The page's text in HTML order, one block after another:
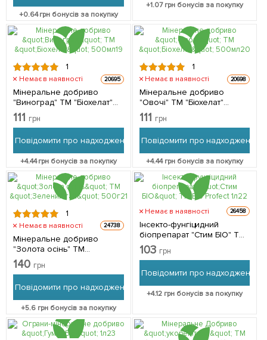
+0.64грн бонусів за покупку
+1.07грн бонусів за покупку
1
Немає в наявності 20695
Мінеральне добриво
"Виноград" ТМ "Біохелат"
500мл
111 грн
Повідомити про надходження
+4.44грн бонусів за покупку
1
Немає в наявності 20698
Мінеральне добриво
"Овочі" ТМ "Біохелат"
500мл
111 грн
Повідомити про надходження
+4.44грн бонусів за покупку
1
Немає в наявності 24738
Мінеральне добриво
"Золота осінь" ТМ
"Зелений гай" 500г
140 грн
Повідомити про надходження
+5.6 грн бонусів за покупку
Немає в наявності 26458
Інсекто-фунгіцидний
біопрепарат "Стим БІО" TM
Bio Profect 1л
103 грн
Повідомити про надходження
+4.12 грн бонусів за покупку